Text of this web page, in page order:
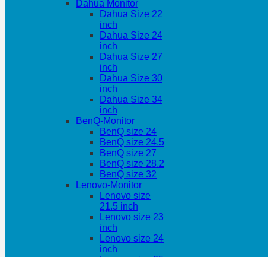
Dahua Monitor
Dahua Size 22
inch
Dahua Size 24
inch
Dahua Size 27
inch
Dahua Size 30
inch
Dahua Size 34
inch
BenQ-Monitor
BenQ size 24
BenQ size 24.5
BenQ size 27
BenQ size 28.2
BenQ size 32
Lenovo-Monitor
Lenovo size
21.5 inch
Lenovo size 23
inch
Lenovo size 24
inch